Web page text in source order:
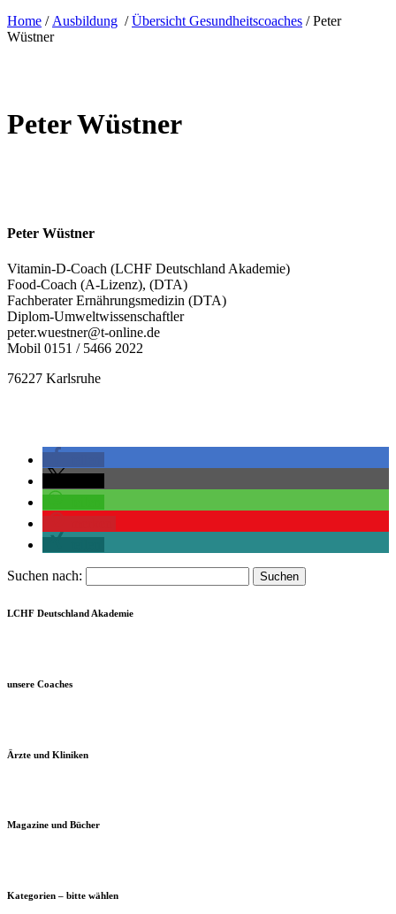
Home / Ausbildung /Übersicht Gesundheitscoaches /Peter
Wüstner
Peter Wüstner
Peter Wüstner
Vitamin-D-Coach (LCHF Deutschland Akademie)
Food-Coach (A-Lizenz), (DTA)
Fachberater Ernährungsmedizin (DTA)
Diplom-Umweltwissenschaftler
peter.wuestner@t-online.de
Mobil 0151 / 5466 2022
76227 Karlsruhe
Suchen nach:
LCHF Deutschland Akademie
unsere Coaches
Ärzte und Kliniken
Magazine und Bücher
Kategorien – bitte wählen